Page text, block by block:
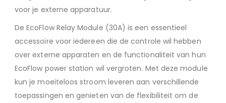
voor je externe apparatuur.
De EcoFlow Relay Module (30A) is een essentieel
accessoire voor iedereen die de controle wil hebben
over externe apparaten en de functionaliteit van hun
EcoFlow power station wil vergroten. Met deze module
kun je moeiteloos stroom leveren aan verschillende
toepassingen en genieten van de flexibiliteit om de